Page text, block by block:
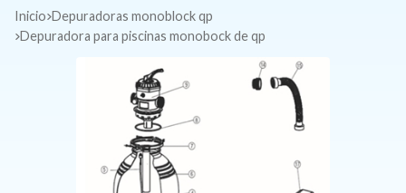
Inicio
depuradoras monoblock qp
depuradora para piscinas monobock de qp